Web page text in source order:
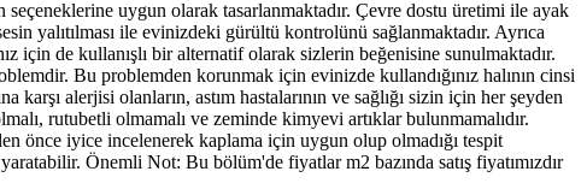
uygun olarak tasarlanmaktadır. Çevre dostu üretimi ile ayak
yalıtılması ile evinizdeki gürültü kontrolünü sağlanmaktadır. Ayrıca
için de kullanışlı bir alternatif olarak sizlerin beğenisine sunulmaktadır.
Bu problemden korunmak için evinizde kullandığınız halının cinsi
alerjisi olanların, astım hastalarının ve sağlığı sizin için her şeyden
rutubetli olmamalı ve zeminde kimyevi artıklar bulunmamalıdır.
önce iyice incelenerek kaplama için uygun olup olmadığı tespit
Önemli Not: Bu bölüm'de fiyatlar m2 bazında satış fiyatımızdır